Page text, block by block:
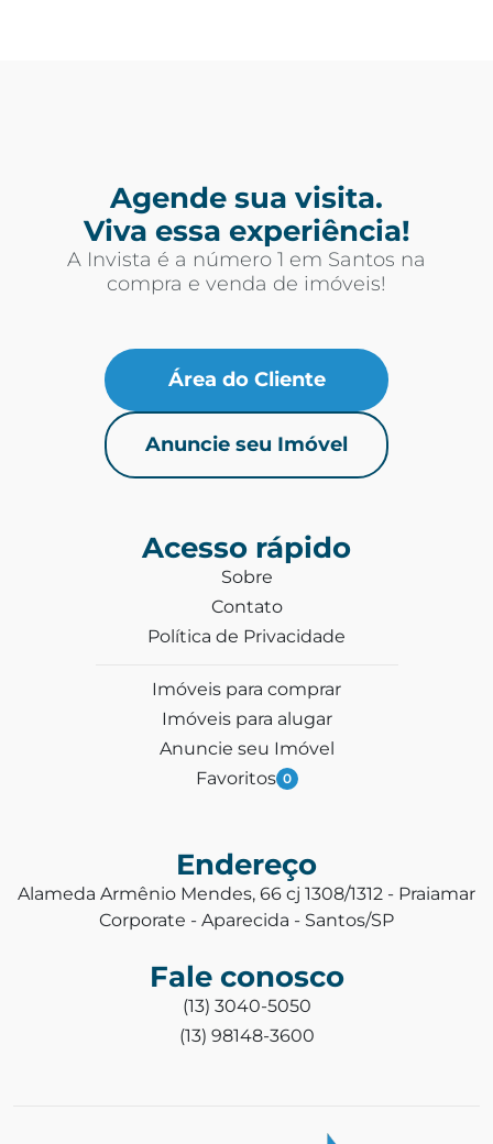
Agende sua visita.
Viva essa experiência!
A Invista é a número 1 em Santos na
compra e venda de imóveis!
Área do Cliente
Anuncie seu Imóvel
Acesso rápido
Sobre
Contato
Política de Privacidade
Imóveis para comprar
Imóveis para alugar
Anuncie seu Imóvel
Favoritos 0
Endereço
Alameda Armênio Mendes, 66 cj 1308/1312 - Praiamar
Corporate - Aparecida - Santos/SP
Fale conosco
(13) 3040-5050
(13) 98148-3600